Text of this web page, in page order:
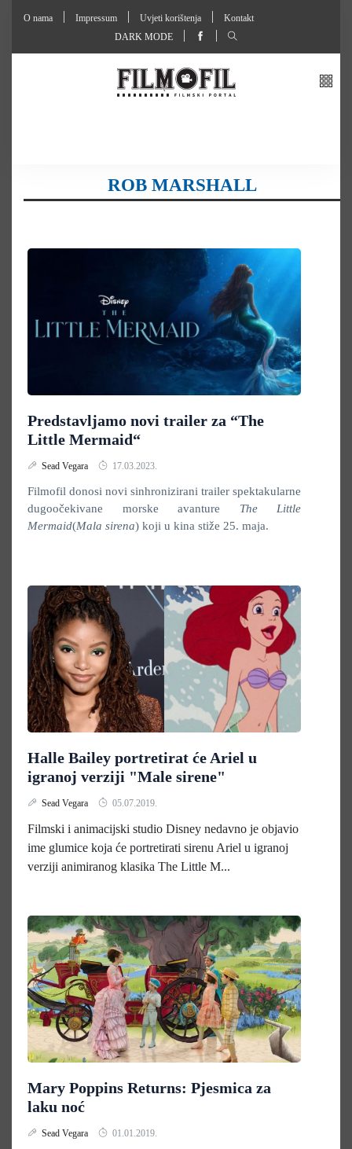
O nama Impressum Uvjeti korištenja
Kontakt
DARK MODE
ROB MARSHALL
Predstavljamo novi trailer za “The
Little Mermaid“
Sead Vegara 17.03.2023.
Filmofil donosi novi sinhronizirani trailer spektakularne
dugoočekivane morske avanture The Little
Mermaid(Mala sirena) koji u kina stiže 25. maja.
Halle Bailey portretirat će Ariel u
igranoj verziji "Male sirene"
Sead Vegara 05.07.2019.
Filmski i animacijski studio Disney nedavno je objavio
ime glumice koja će portretirati sirenu Ariel u igranoj
verziji animiranog klasika The Little M...
Mary Poppins Returns: Pjesmica za
laku noć
Sead Vegara 01.01.2019.